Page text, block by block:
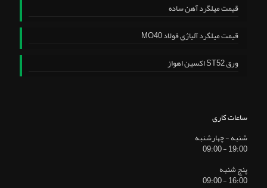
قیمت میلگرد آهن ساده
قیمت میلگرد آلیاژی فولاد MO40
ورق ST52 اکسین اهواز
ساعات کاری
شنبه - چهارشنبه
19:00 - 09:00
پنج شنبه
16:00 - 09:00